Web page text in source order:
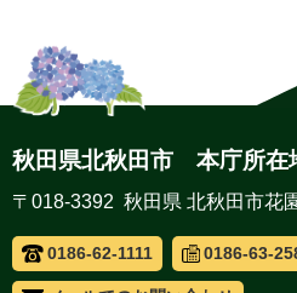
秋田県北秋田市 本庁所在
〒018-3392 秋田県 北秋田市花
0186-62-1111 0186-63-